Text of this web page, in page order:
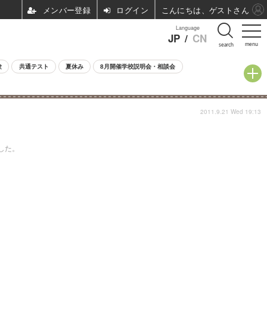
menu
Language
JP / CN search
共通テスト 夏休み 8月開催学校説明会・相談会
。
2011.9.21 Wed 19:13
ログイン こんにちは、ゲストさん